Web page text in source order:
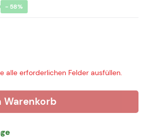
- 58%
alle erforderlichen Felder ausfüllen.
Warenkorb